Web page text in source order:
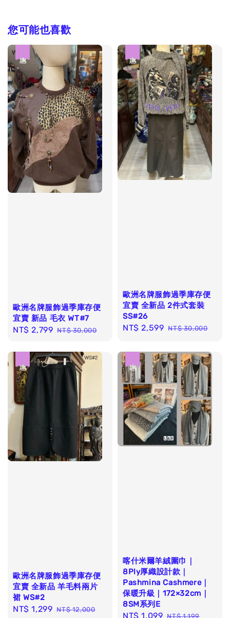
您可能也喜歡
歐洲名牌服飾過季庫存便
宜賣 新品 毛衣 WT#7
Sale
NT$ 2,799 Regular
NT$ 30,000
歐洲名牌服飾過季庫存便
宜賣 全新品 2件式套裝
SS#26
Sale
NT$ 2,599 Regular
NT$ 30,000
歐洲名牌服飾過季庫存便
宜賣 全新品 羊毛料兩片
裙 WS#2
Sale
NT$ 1,299 Regular
NT$ 12,000
喀什米爾羊絨圍巾｜
8Ply厚織設計款｜
Pashmina Cashmere｜
保暖升級｜172×32cm｜
8SM系列E
Sale
NT$ 1,099 Regular
NT$ 1,199